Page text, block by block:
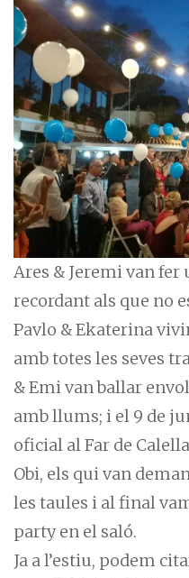
Ares & Jeremi van fer
recordant als que no
Pavlo & Ekaterina
amb totes les seves
& Emi van ballar
amb llums; i el 9 de
oficial al Far de
Obi, els qui van
les taules i al final
party en el saló.
Ja a l’estiu, podem